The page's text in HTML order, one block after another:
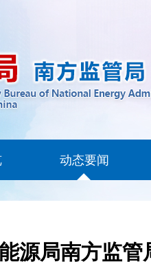
动态要闻
源局南方监管